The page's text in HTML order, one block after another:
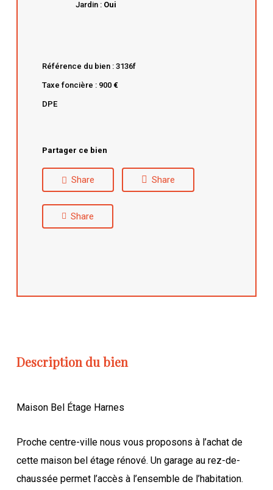
Jardin : Oui
Référence du bien : 3136f
Taxe foncière : 900 €
DPE
Partager ce bien
Share Share
Share
Description du bien
Maison Bel Étage Harnes
Proche centre-ville nous vous proposons à l’achat de
cette maison bel étage rénové. Un garage au rez-de-
chaussée permet l’accès à l’ensemble de l’habitation.